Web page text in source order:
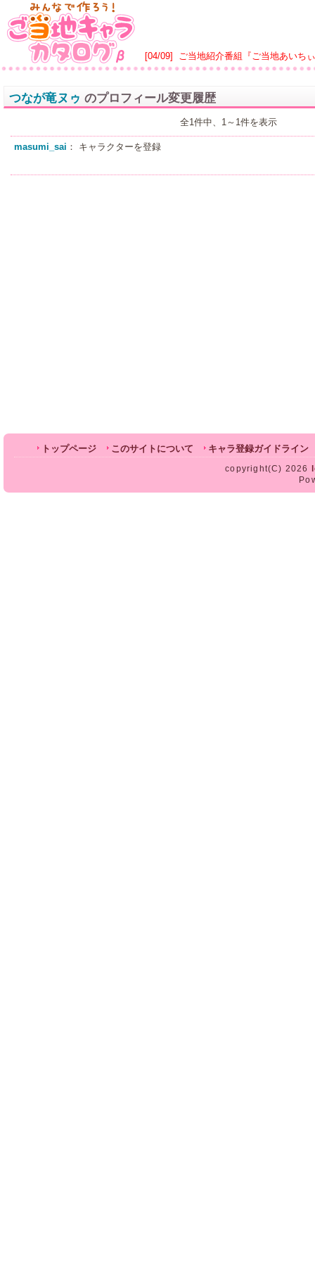
[04/09] ご当地紹介番組『ご当地あいち
つなが竜ヌゥ のプロフィール変更履歴
全1件中、1～1件を表示
masumi_sai ： キャラクターを登録
トップページ このサイトについて キャラ登録ガイドライン
copyright(C) 2026